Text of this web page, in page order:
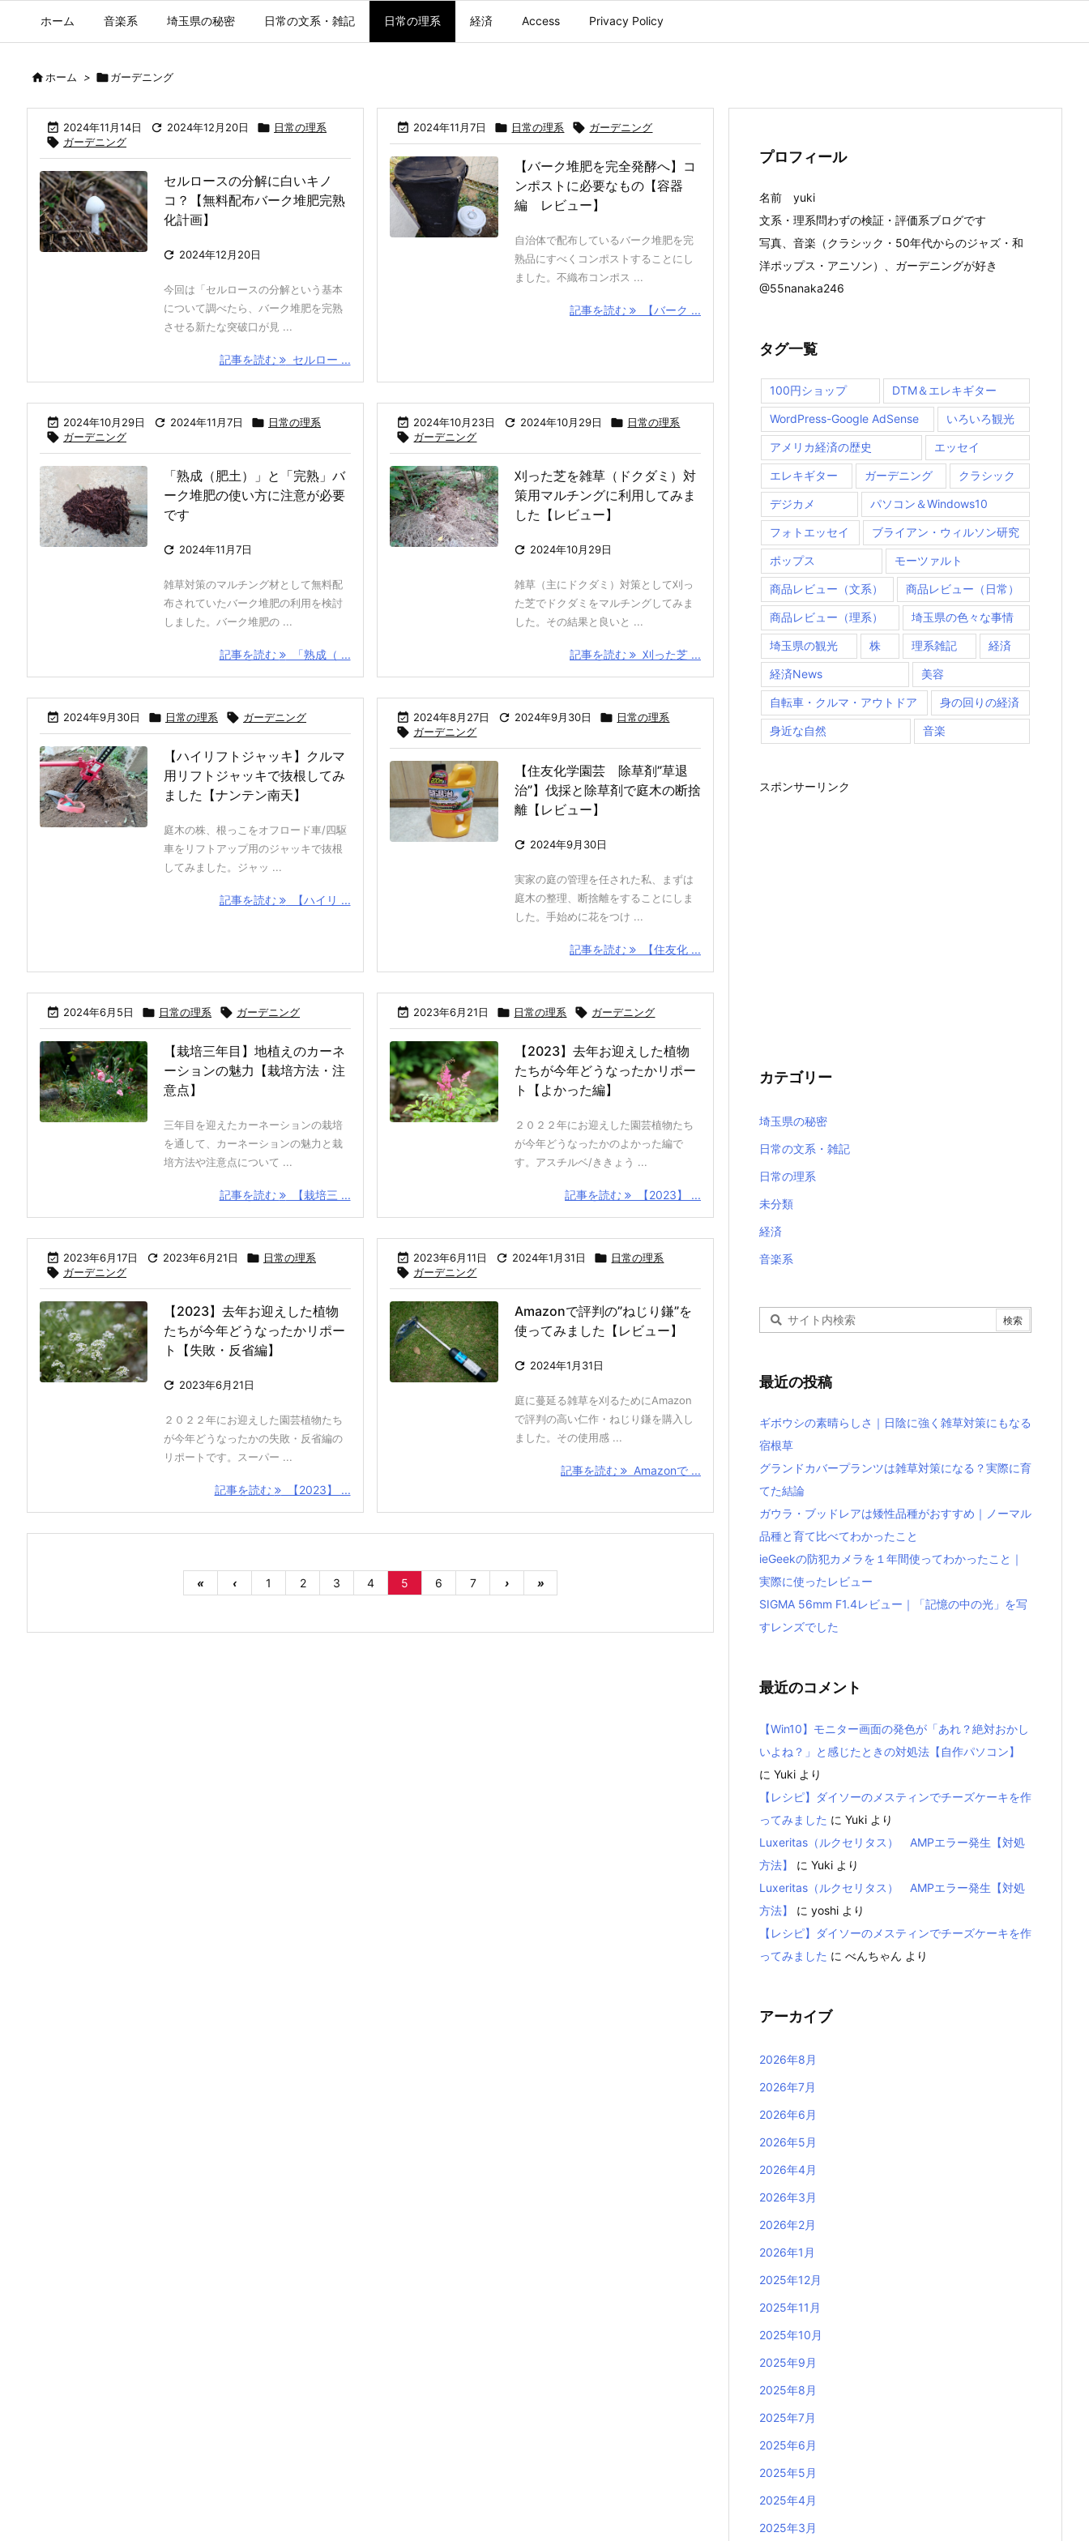
ホーム 音楽系 埼玉県の秘密 日常の文系・雑記 日常の理系 経済 Access Privacy Policy
ホーム > ガーデニング
 2024年11月14日  2024年12月20日  日常の理系
 ガーデニング
セルロースの分解に白いキノ
コ？【無料配布バーク堆肥完熟
化計画】
 2024年12月20日
今回は「セルロースの分解という基本
について調べたら、バーク堆肥を完熟
させる新たな突破口が見 ...
記事を読む セルロー ...
 2024年11月7日  日常の理系  ガーデニング
【バーク堆肥を完全発酵へ】コ
ンポストに必要なもの【容器
編 レビュー】
自治体で配布しているバーク堆肥を完
熟品にすべくコンポストすることにし
ました。不織布コンポス ...
記事を読む 【バーク ...
 2024年10月29日  2024年11月7日  日常の理系
 ガーデニング
「熟成（肥土）」と「完熟」バ
ーク堆肥の使い方に注意が必要
です
 2024年11月7日
雑草対策のマルチング材として無料配
布されていたバーク堆肥の利用を検討
しました。バーク堆肥の ...
記事を読む 「熟成（ ...
 2024年10月23日  2024年10月29日  日常の理系
 ガーデニング
刈った芝を雑草（ドクダミ）対
策用マルチングに利用してみま
した【レビュー】
 2024年10月29日
雑草（主にドクダミ）対策として刈っ
た芝でドクダミをマルチングしてみま
した。その結果と良いと ...
記事を読む 刈った芝 ...
 2024年9月30日  日常の理系  ガーデニング
【ハイリフトジャッキ】クルマ
用リフトジャッキで抜根してみ
ました【ナンテン南天】
庭木の株、根っこをオフロード車/四駆
車をリフトアップ用のジャッキで抜根
してみました。ジャッ ...
記事を読む 【ハイリ ...
 2024年8月27日  2024年9月30日  日常の理系
 ガーデニング
【住友化学園芸 除草剤”草退
治”】伐採と除草剤で庭木の断捨
離【レビュー】
 2024年9月30日
実家の庭の管理を任された私、まずは
庭木の整理、断捨離をすることにしま
した。手始めに花をつけ ...
記事を読む 【住友化 ...
 2024年6月5日  日常の理系  ガーデニング
【栽培三年目】地植えのカーネ
ーションの魅力【栽培方法・注
意点】
三年目を迎えたカーネーションの栽培
を通して、カーネーションの魅力と栽
培方法や注意点について ...
記事を読む 【栽培三 ...
 2023年6月21日  日常の理系  ガーデニング
【2023】去年お迎えした植物
たちが今年どうなったかリポー
ト【よかった編】
２０２２年にお迎えした園芸植物たち
が今年どうなったかのよかった編で
す。アスチルベ/ききょう ...
記事を読む 【2023】 ...
 2023年6月17日  2023年6月21日  日常の理系
 ガーデニング
【2023】去年お迎えした植物
たちが今年どうなったかリポー
ト【失敗・反省編】
 2023年6月21日
２０２２年にお迎えした園芸植物たち
が今年どうなったかの失敗・反省編の
リポートです。スーパー ...
記事を読む 【2023】 ...
 2023年6月11日  2024年1月31日  日常の理系
 ガーデニング
Amazonで評判の”ねじり鎌”を
使ってみました【レビュー】
 2024年1月31日
庭に蔓延る雑草を刈るためにAmazon
で評判の高い仁作・ねじり鎌を購入し
ました。その使用感 ...
記事を読む Amazonで ...
« ‹ 1 2 3 4 5 6 7 › »
プロフィール
名前 yuki
文系・理系問わずの検証・評価系ブログです
写真、音楽（クラシック・50年代からのジャズ・和
洋ポップス・アニソン）、ガーデニングが好き
@55nanaka246
タグ一覧
100円ショップ DTM＆エレキギター
WordPress-Google AdSense いろいろ観光
アメリカ経済の歴史 エッセイ
エレキギター ガーデニング クラシック
デジカメ パソコン＆Windows10
フォトエッセイ ブライアン・ウィルソン研究
ポップス モーツァルト
商品レビュー（文系） 商品レビュー（日常）
商品レビュー（理系） 埼玉県の色々な事情
埼玉県の観光 株 理系雑記 経済
経済News 美容
自転車・クルマ・アウトドア 身の回りの経済
身近な自然 音楽
スポンサーリンク
カテゴリー
埼玉県の秘密
日常の文系・雑記
日常の理系
未分類
経済
音楽系
最近の投稿
ギボウシの素晴らしさ｜日陰に強く雑草対策にもなる
宿根草
グランドカバープランツは雑草対策になる？実際に育
てた結論
ガウラ・ブッドレアは矮性品種がおすすめ｜ノーマル
品種と育て比べてわかったこと
ieGeekの防犯カメラを１年間使ってわかったこと｜
実際に使ったレビュー
SIGMA 56mm F1.4レビュー｜「記憶の中の光」を写
すレンズでした
最近のコメント
【Win10】モニター画面の発色が「あれ？絶対おかし
いよね？」と感じたときの対処法【自作パソコン】
に Yuki より
【レシピ】ダイソーのメスティンでチーズケーキを作
ってみました に Yuki より
Luxeritas（ルクセリタス） AMPエラー発生【対処
方法】
に Yuki より
Luxeritas（ルクセリタス） AMPエラー発生【対処
方法】
に yoshi より
【レシピ】ダイソーのメスティンでチーズケーキを作
ってみました に べんちゃん より
アーカイブ
2026年8月
2026年7月
2026年6月
2026年5月
2026年4月
2026年3月
2026年2月
2026年1月
2025年12月
2025年11月
2025年10月
2025年9月
2025年8月
2025年7月
2025年6月
2025年5月
2025年4月
2025年3月